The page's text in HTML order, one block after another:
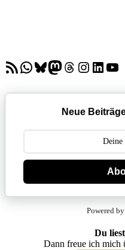
RSS-FeedWhatsApp
Bluesky
Mastodon
Threads
Neue
Powered by
Du
Dann freue ich mich